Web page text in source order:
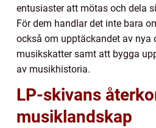
entusiaster att mötas och dela
För dem handlar det inte bara
också om upptäckandet av nya
musikskatter samt att bygga
av musikhistoria.
LP-skivans
musiklandskap